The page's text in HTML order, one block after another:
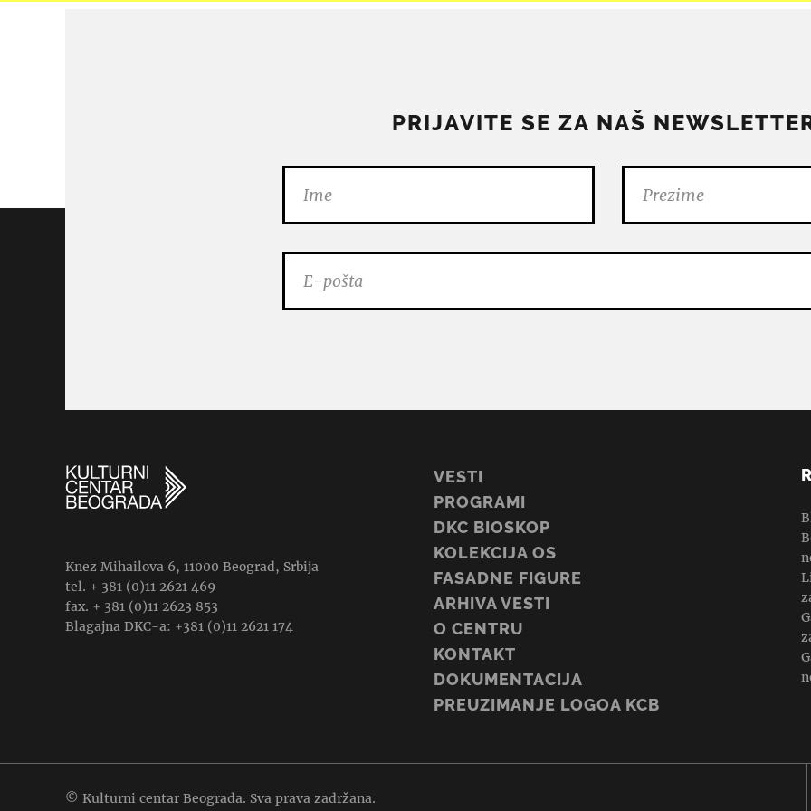
PRIJAVITE SE ZA NAŠ
Knez Mihailova 6, 11000 Beograd, Srbija
tel. + 381 (0)11 2621 469
fax. + 381 (0)11 2623 853
Blagajna DKC-a: +381 (0)11 2621 174
VESTI
PROGRAMI
DKC BIOSKOP
KOLEKCIJA OS
FASADNE FIGURE
ARHIVA VESTI
O CENTRU
KONTAKT
DOKUMENTACIJA
PREUZIMANJE LOGOA KCB
© Kulturni centar Beograda. Sva prava zadržana.